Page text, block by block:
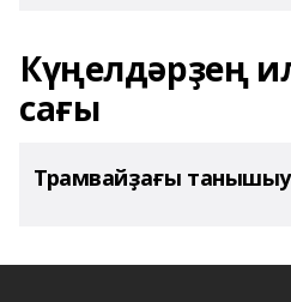
Күңелдәрҙең
сағы
Трамвайҙағы танышыу